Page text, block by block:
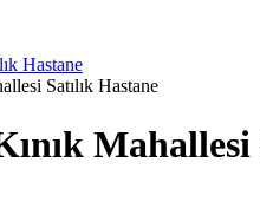
Hastane
Satılık Hastane
Mahallesi